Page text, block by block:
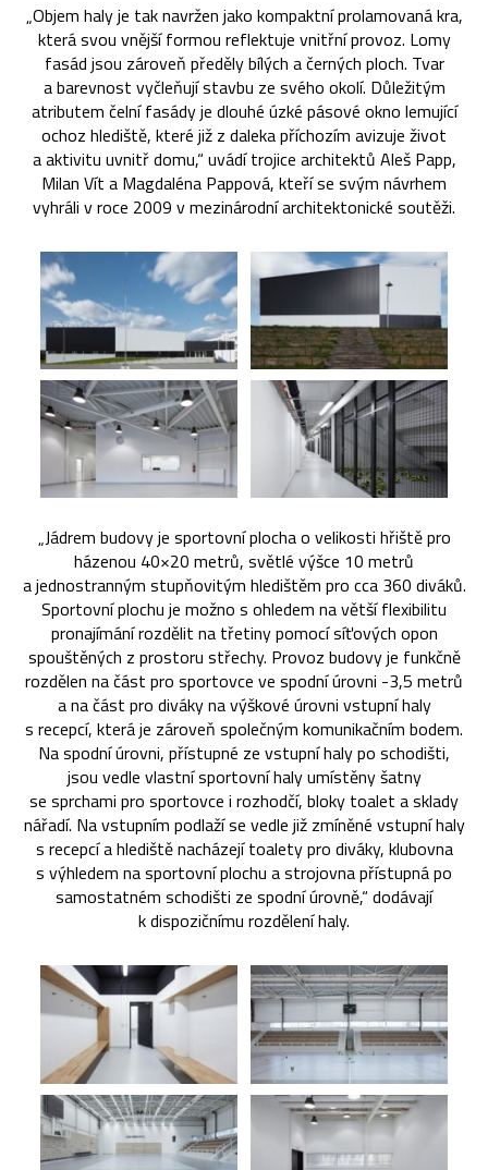
„Objem haly je tak navržen jako kompaktní prolamovaná kra,
která svou vnější formou reflektuje vnitřní provoz. Lomy
fasád jsou zároveň předěly bílých a černých ploch. Tvar
a barevnost vyčleňují stavbu ze svého okolí. Důležitým
atributem čelní fasády je dlouhé úzké pásové okno lemující
ochoz hlediště, které již z daleka příchozím avizuje život
a aktivitu uvnitř domu,“ uvádí trojice architektů Aleš Papp,
Milan Vít a Magdaléna Pappová, kteří se svým návrhem
vyhráli v roce 2009 v mezinárodní architektonické soutěži.
„Jádrem budovy je sportovní plocha o velikosti hřiště pro
házenou 40×20 metrů, světlé výšce 10 metrů
a jednostranným stupňovitým hledištěm pro cca 360 diváků.
Sportovní plochu je možno s ohledem na větší flexibilitu
pronajímání rozdělit na třetiny pomocí síťových opon
spouštěných z prostoru střechy. Provoz budovy je funkčně
rozdělen na část pro sportovce ve spodní úrovni -3,5 metrů
a na část pro diváky na výškové úrovni vstupní haly
s recepcí, která je zároveň společným komunikačním bodem.
Na spodní úrovni, přístupné ze vstupní haly po schodišti,
jsou vedle vlastní sportovní haly umístěny šatny
se sprchami pro sportovce i rozhodčí, bloky toalet a sklady
nářadí. Na vstupním podlaží se vedle již zmíněné vstupní haly
s recepcí a hlediště nacházejí toalety pro diváky, klubovna
s výhledem na sportovní plochu a strojovna přístupná po
samostatném schodišti ze spodní úrovně,“ dodávají
k dispozičnímu rozdělení haly.